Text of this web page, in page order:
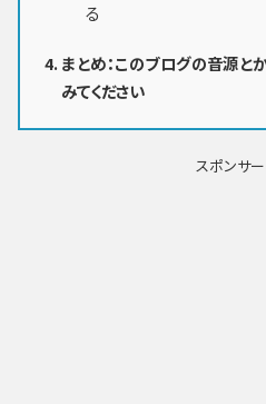
る
まとめ：このブログの音源
みてください
スポンサ